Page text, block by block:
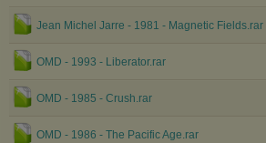
Jean Michel Jarre - 1981 - Magnetic Fields.rar
OMD - 1993 - Liberator.rar
OMD - 1985 - Crush.rar
OMD - 1986 - The Pacific Age.rar